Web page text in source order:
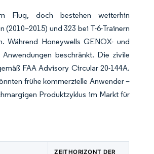
Flug, doch bestehen weiterhin
und 323 bei T-6-Trainern
Während Honeywells GENOX- und
beschränkt. Die zivile
FAA Advisory Circular 20-144A.
frühe kommerzielle Anwender –
Produktzyklus im Markt für
ZEITHORIZONT DER